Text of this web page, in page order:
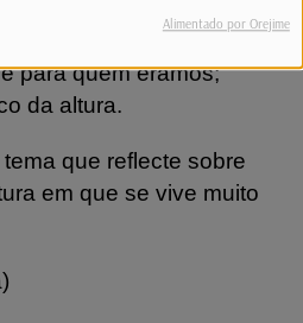
Alimentado por Orejime
é dirigido aos 20s, para as
para quem éramos;
da altura.
que reflecte sobre
em que se vive muito